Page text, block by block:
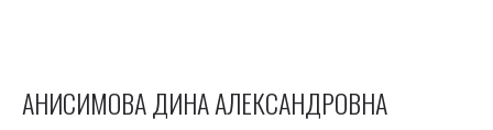
АНИСИМОВА ДИНА АЛЕКСАНДРОВНА